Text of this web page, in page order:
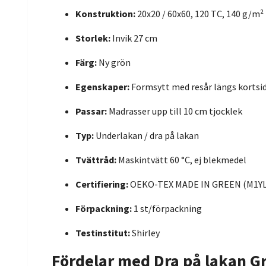
Konstruktion: 20x20 / 60x60, 120 TC, 140 g/m²
Storlek: Invik 27 cm
Färg: Ny grön
Egenskaper: Formsytt med resår längs
Passar: Madrasser upp till 10 cm tjocklek
Typ: Underlakan / dra på lakan
Tvättråd: Maskintvätt 60 °C, ej blekmedel
Certifiering:OEKO-TEX MADE IN GREEN
Förpackning: 1 st/förpackning
Testinstitut:Shirley
Fördelar med Dra på lakan